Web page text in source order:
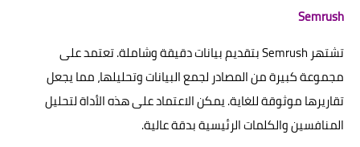
Semrush
تشتهر Semrush بتقديم بيانات دقيقة وشاملة. تعتمد على
مجموعة كبيرة من المصادر لجمع البيانات وتحليلها، مما يجعل
تقاريرها موثوقة للغاية. يمكن الاعتماد على هذه الأداة لتحليل
المنافسين والكلمات الرئيسية بدقة عالية.